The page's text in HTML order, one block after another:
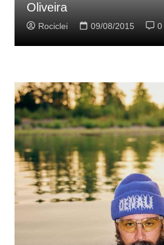
Oliveira
Rociclei 09/08/2015 0